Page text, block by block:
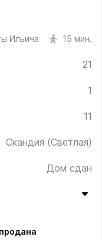
Ильича 15 мин.
21
1
11
Скандия (Светлая)
Дом сдан